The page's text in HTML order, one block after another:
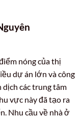
nóng của thị
dự án lớn và công
các trung tâm
vực này đã tạo ra
Nhu cầu về nhà ở